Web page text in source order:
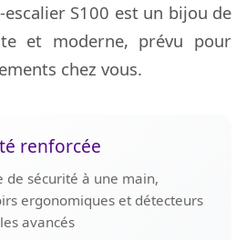
S100 est un bijou de
et moderne, prévu pour
chez vous.
renforcée
de sécurité à une main,
ergonomiques et détecteurs
avancés